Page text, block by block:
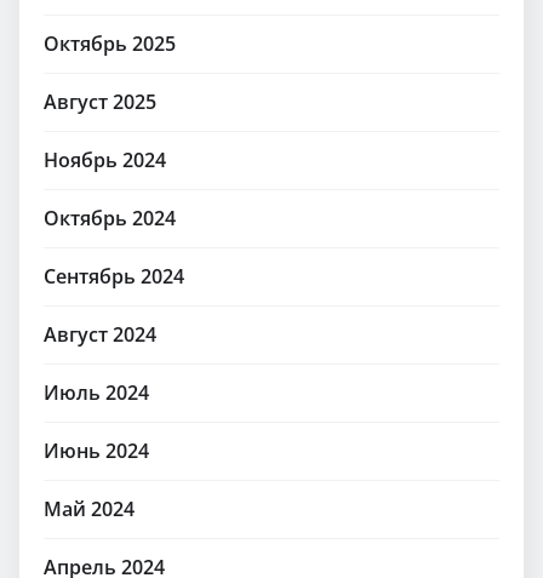
Октябрь 2025
Август 2025
Ноябрь 2024
Октябрь 2024
Сентябрь 2024
Август 2024
Июль 2024
Июнь 2024
Май 2024
Апрель 2024